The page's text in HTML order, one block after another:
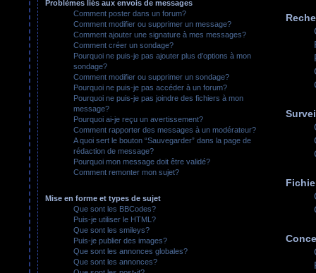
Problèmes liés aux envois de messages
Comment poster dans un forum?
Comment modifier ou supprimer un message?
Comment ajouter une signature à mes messages?
Comment créer un sondage?
Pourquoi ne puis-je pas ajouter plus d’options à mon
sondage?
Comment modifier ou supprimer un sondage?
Pourquoi ne puis-je pas accéder à un forum?
Pourquoi ne puis-je pas joindre des fichiers à mon
message?
Pourquoi ai-je reçu un avertissement?
Comment rapporter des messages à un modérateur?
A quoi sert le bouton “Sauvegarder” dans la page de
rédaction de message?
Pourquoi mon message doit être validé?
Comment remonter mon sujet?
Mise en forme et types de sujet
Que sont les BBCodes?
Puis-je utiliser le HTML?
Que sont les smileys?
Puis-je publier des images?
Que sont les annonces globales?
Que sont les annonces?